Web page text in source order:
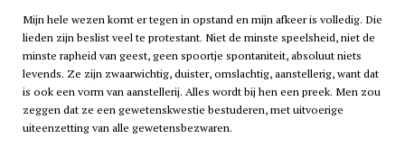
Mijn hele wezen komt er tegen in opstand en mijn afkeer is volledig. Die
lieden zijn beslist veel te protestant. Niet de minste speelsheid, niet de
minste rapheid van geest, geen spoortje spontaniteit, absoluut niets
levends. Ze zijn zwaarwichtig, duister, omslachtig, aanstellerig, want dat
is ook een vorm van aanstellerij. Alles wordt bij hen een preek. Men zou
zeggen dat ze een gewetenskwestie bestuderen, met uitvoerige
uiteenzetting van alle gewetensbezwaren.